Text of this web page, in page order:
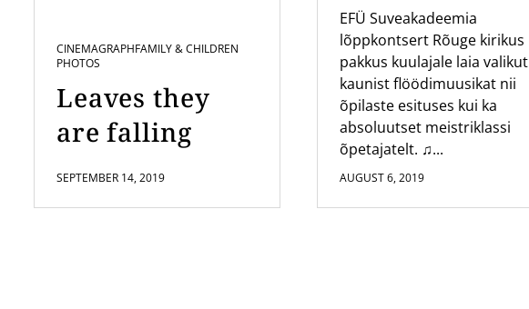
CINEMAGRAPHFAMILY & CHILDREN
PHOTOS
Leaves they
are falling
SEPTEMBER 14, 2019
a kontsert
Rõuge Kirikus
EFÜ Suveakadeemia
lõppkontsert Rõuge kirikus
pakkus kuulajale laia valikut
kaunist flöödimuusikat nii
õpilaste esituses kui ka
absoluutset meistriklassi
õpetajatelt. ♫...
AUGUST 6, 2019